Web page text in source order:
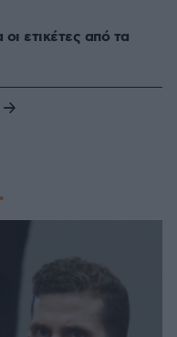
ετικέτες από τα